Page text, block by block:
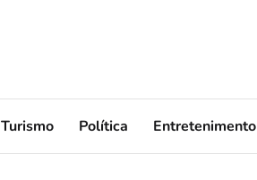
Turismo Política Entretenimento